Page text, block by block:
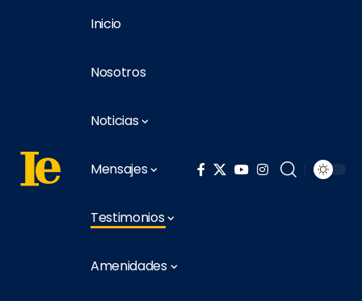
Inicio
Nosotros
Noticias
Mensajes
Testimonios
Amenidades